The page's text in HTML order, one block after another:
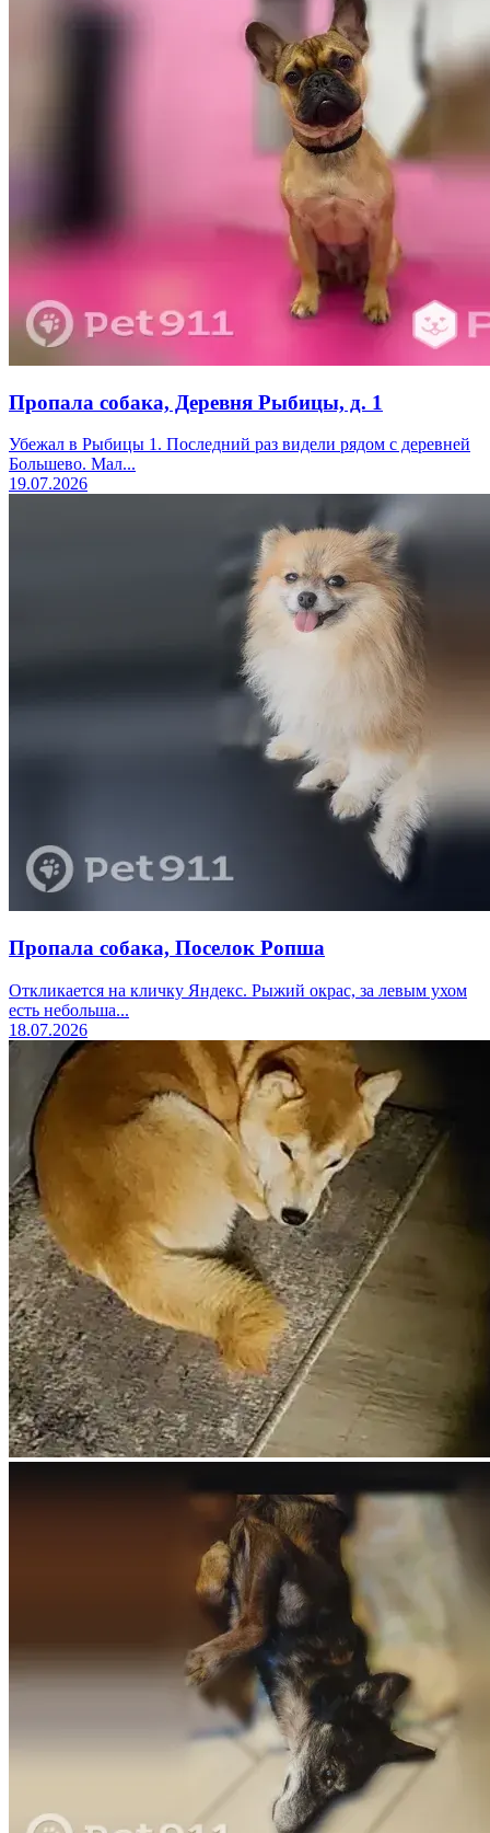
Пропала собака, Деревня Рыбицы, д. 1
Убежал в Рыбицы 1. Последний раз видели рядом с деревней
Большево. Мал...
19.07.2026
Пропала собака, Поселок Ропша
Откликается на кличку Яндекс. Рыжий окрас, за левым ухом
есть небольша...
18.07.2026